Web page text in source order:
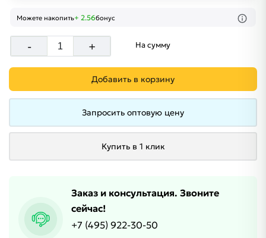
Можете накопить+ 2.56бонус
- + На сумму
Добавить в корзину
Запросить оптовую цену
Купить в 1 клик
Заказ и консультация. Звоните
сейчас!
+7 (495) 922-30-50